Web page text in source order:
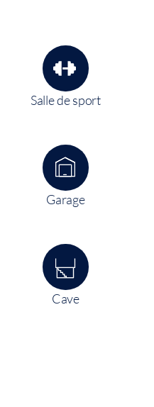
Salle de sport
Garage
Cave